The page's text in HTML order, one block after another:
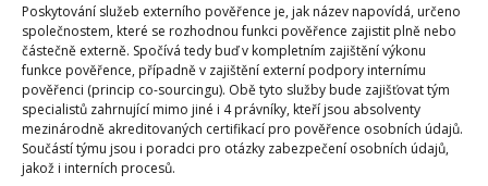
Poskytování služeb externího pověřence je, jak název napovídá, určeno
společnostem, které se rozhodnou funkci pověřence zajistit plně nebo
částečně externě. Spočívá tedy buď v kompletním zajištění výkonu
funkce pověřence, případně v zajištění externí podpory internímu
pověřenci (princip co-sourcingu). Obě tyto služby bude zajišťovat tým
specialistů zahrnující mimo jiné i 4 právníky, kteří jsou absolventy
mezinárodně akreditovaných certifikací pro pověřence osobních údajů.
Součástí týmu jsou i poradci pro otázky zabezpečení osobních údajů,
jakož i interních procesů.